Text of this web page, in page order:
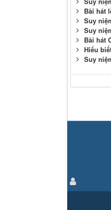
Bài hát
Suy
Suy
Bài hát
Hiểu
Suy